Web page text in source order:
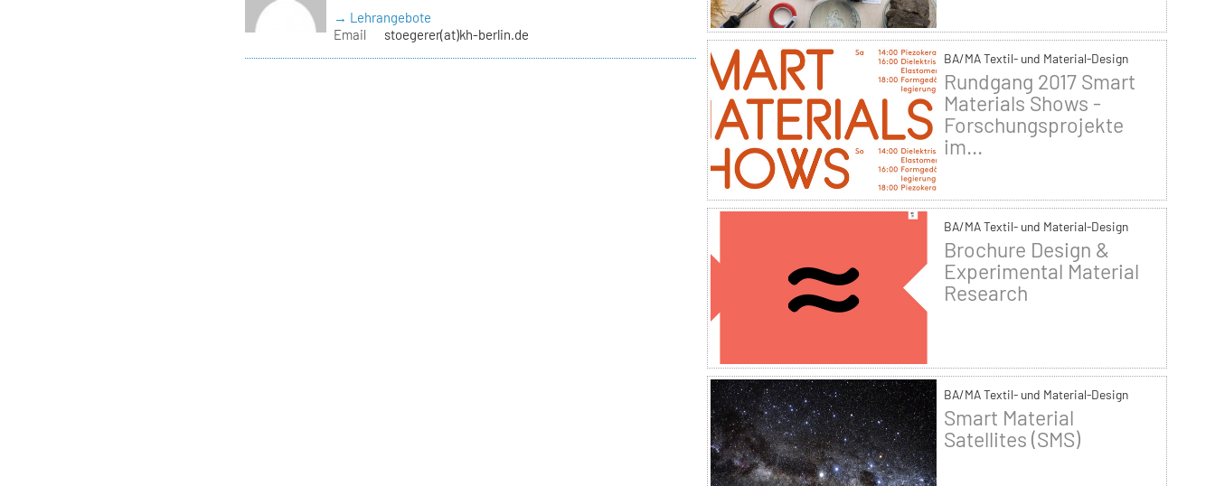
→ Lehrangebote
Email
stoegerer(at)kh-berlin.de
BA/MA Textil- und Material-Design
Rundgang 2017 Smart
Materials Shows -
Forschungsprojekte
im...
BA/MA Textil- und Material-Design
Brochure Design &
Experimental Material
Research
BA/MA Textil- und Material-Design
Smart Material
Satellites (SMS)